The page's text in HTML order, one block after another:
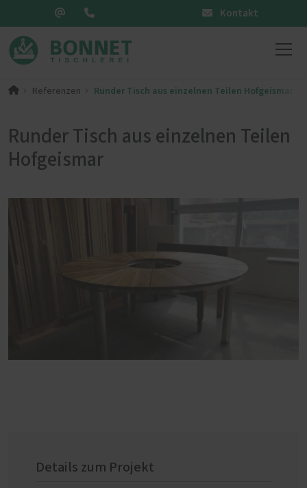
Kontakt
Referenzen Runder Tisch aus einzelnen Teilen Hofgeismar
Runder Tisch aus einzelnen Teilen
Hofgeismar
Details zum Projekt